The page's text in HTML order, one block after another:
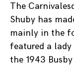
The
Shuby has
mainly in the
featured a
the 1943